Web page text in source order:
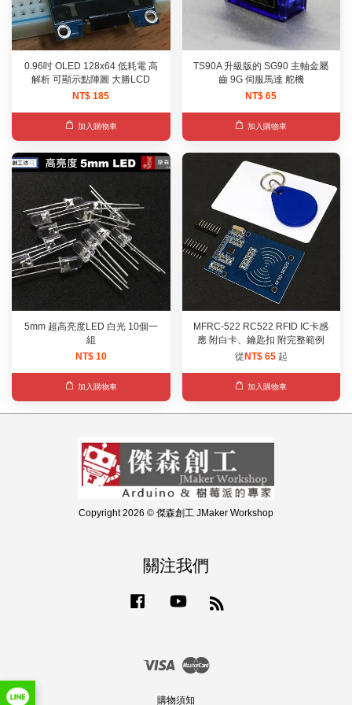
0.96吋 OLED 128x64 低耗電 高
解析 可顯示點陣圖 大勝LCD
NT$ 185
加入購物車
TS90A 升級版的 SG90 主軸金屬
齒 9G 伺服馬達 舵機
NT$ 65
加入購物車
5mm 超高亮度LED 白光 10個一
組
NT$ 10
加入購物車
MFRC-522 RC522 RFID IC卡感
應 附白卡、鑰匙扣 附完整範例
從NT$ 65 起
加入購物車
Copyright 2026 © 傑森創工 JMaker Workshop
關注我們
Facebook YouTube
Visa Master
購物須知